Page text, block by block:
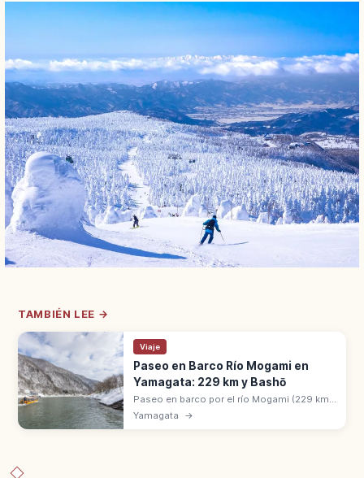
TAMBIÉN LEE →
Viaje
Paseo en Barco Río Mogami en
Yamagata: 229 km y Bashō
Paseo en barco por el río Mogami (229 km),
en Yamagata, recorre el desfiladero con
canciones de barqueros. Inmortalizado por
Yamagata →